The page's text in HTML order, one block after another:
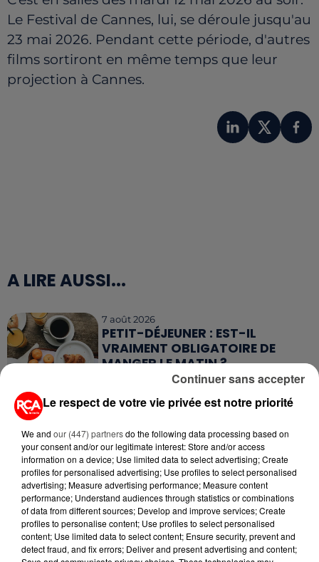
Le Festival de Cannes, lui, se déroule jusqu'au
23 mai 2026. Pendant cette période, d'autres
films sortiront en même temps que leur
projection à Cannes.
A LIRE AUSSI...
7 août 2026
PETIT-DÉJEUNER : EST-IL
VRAIMENT OBLIGATOIRE DE
MANGER LE MATIN ?
WEEK-END ROUGE SUR LES
PRÉPARE À UN...
6 août 2026
MÉGOTS ET FEUX DE FORÊT : LES
INDUSTRIELS DU TABAC BIENTÔT
TAXÉS...
6 août 2026
Le respect de votre vie privée est notre priorité
We and our (447) partnersdo the following data processing based on
your consent and/or our legitimate interest: Store and/or access
information on a device; Use limited data to select advertising; Create
profiles for personalised advertising; Use profiles to select personalised
advertising; Measure advertising performance; Measure content
performance; Understand audiences through statistics or combinations
of data from different sources; Develop and improve services; Create
profiles to personalise content; Use profiles to select personalised
content; Use limited data to select content; Ensure security, prevent and
detect fraud, and fix errors; Deliver and present advertising and content;
Continuer sans accepter